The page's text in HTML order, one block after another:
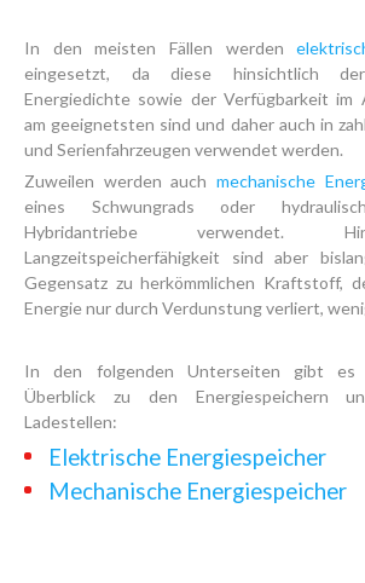
In den meisten Fällen werden
eingesetzt, da diese hinsichtlich
Energiedichte sowie der Verfügbarkeit im
am geeignetsten sind und daher auch in
und Serienfahrzeugen verwendet werden.
Zuweilen werden auch mechanische
eines Schwungrads oder
Hybridantriebe verwendet.
Langzeitspeicherfähigkeit sind aber
Gegensatz zu herkömmlichen Kraftstoff,
Energie nur durch Verdunstung verliert,
In den folgenden Unterseiten gibt es
Überblick zu den Energiespeichern
Ladestellen:
Elektrische Energiespeicher
Mechanische Energiespeicher